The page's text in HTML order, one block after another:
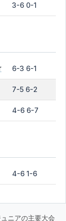
3-6 0-1
6-3 6-1
7-5 6-2
4-6 6-7
4-6 1-6
ニアの主要大会